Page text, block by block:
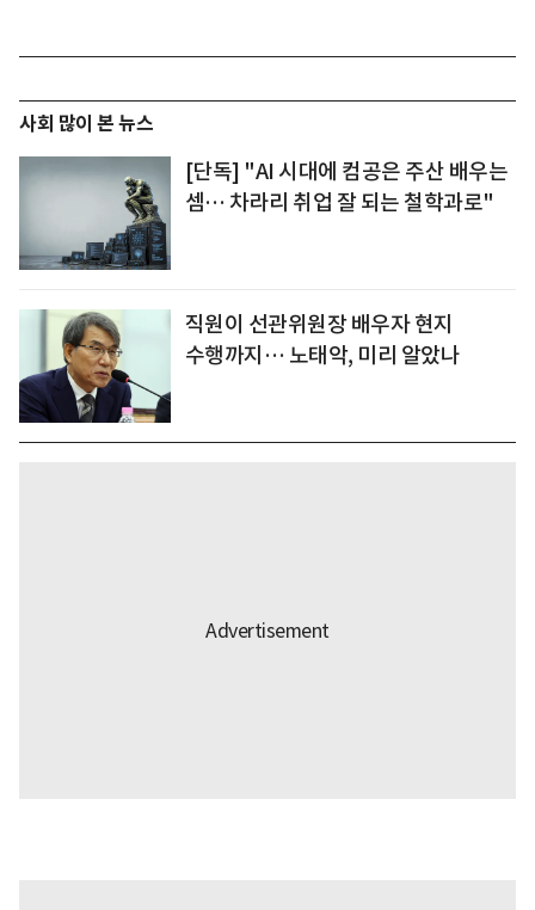
사회 많이 본 뉴스
[단독] "AI 시대에 컴공은 주산 배우는
셈… 차라리 취업 잘 되는 철학과로"
직원이 선관위원장 배우자 현지
수행까지… 노태악, 미리 알았나